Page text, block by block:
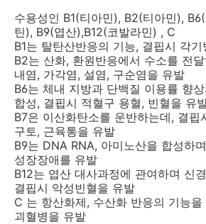
수용성인 B1(티아민), B2(티아민),
틴), B9(엽산),B12(코발라민) , C
B1는 탈탄산반응의 기능, 결핍시 각기
B2는 산화, 환원반응에서 수소를 전
내염, 가각염, 설염, 구순염을 유발
B6는 체내 지방과 단백질 이용률 향
합성, 결핍시 적혈구 용혈, 빈혈을 유
B7은 이산화탄소를 운반하는데, 결핍
구토, 근육통을 유발
B9는 DNA RNA, 아미노산을 합성하
성장장애를 유발
B12는 엽산 대사과정에 관여하며 신
결핍시 악성빈혈을 유발
C 는 항산화제, 수산화 반응의 기능을
괴혈병을 유발